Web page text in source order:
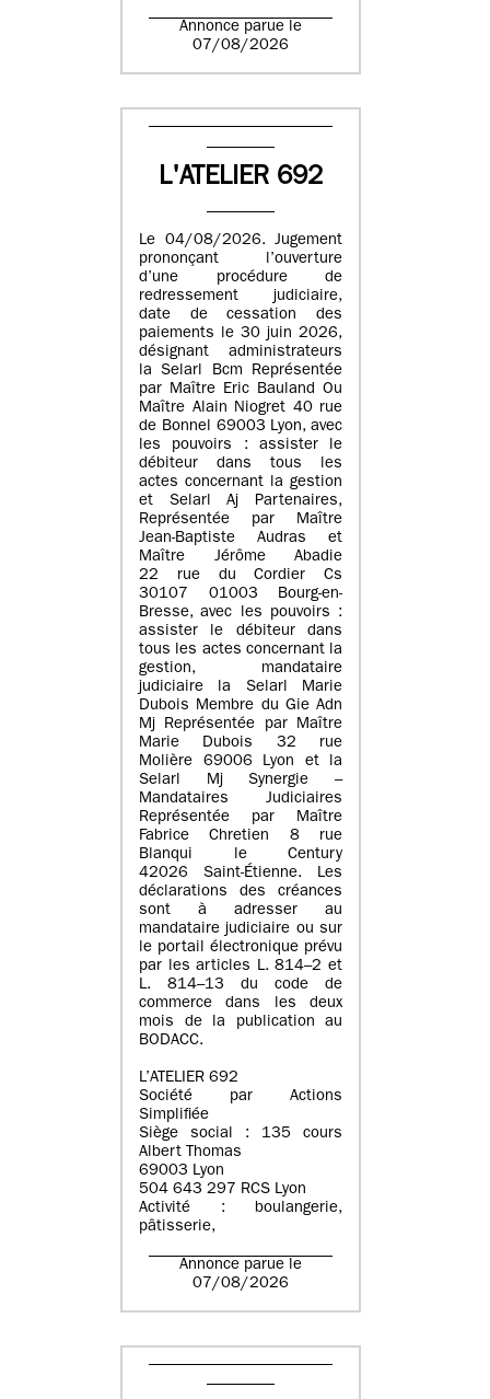
Annonce parue le
07/08/2026
L'ATELIER 692
Le 04/08/2026. Jugement
prononçant l’ouverture
d’une procédure de
redressement judiciaire,
date de cessation des
paiements le 30 juin 2026,
désignant administrateurs
la Selarl Bcm Représentée
par Maître Eric Bauland Ou
Maître Alain Niogret 40 rue
de Bonnel 69003 Lyon, avec
les pouvoirs : assister le
débiteur dans tous les
actes concernant la gestion
et Selarl Aj Partenaires,
Représentée par Maître
Jean-Baptiste Audras et
Maître Jérôme Abadie
22 rue du Cordier Cs
30107 01003 Bourg-en-
Bresse, avec les pouvoirs :
assister le débiteur dans
tous les actes concernant la
gestion, mandataire
judiciaire la Selarl Marie
Dubois Membre du Gie Adn
Mj Représentée par Maître
Marie Dubois 32 rue
Molière 69006 Lyon et la
Selarl Mj Synergie –
Mandataires Judiciaires
Représentée par Maître
Fabrice Chretien 8 rue
Blanqui le Century
42026 Saint-Étienne. Les
déclarations des créances
sont à adresser au
mandataire judiciaire ou sur
le portail électronique prévu
par les articles L. 814–2 et
L. 814–13 du code de
commerce dans les deux
mois de la publication au
BODACC.
L’ATELIER 692
Société par Actions
Simplifiée
Siège social : 135 cours
Albert Thomas
69003 Lyon
504 643 297 RCS Lyon
Activité : boulangerie,
pâtisserie,
Annonce parue le
07/08/2026